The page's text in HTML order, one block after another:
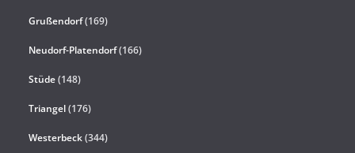
Grußendorf(169)
Neudorf-Platendorf(166)
Stüde(148)
Triangel(176)
Westerbeck(344)